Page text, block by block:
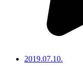
2019.07.10.